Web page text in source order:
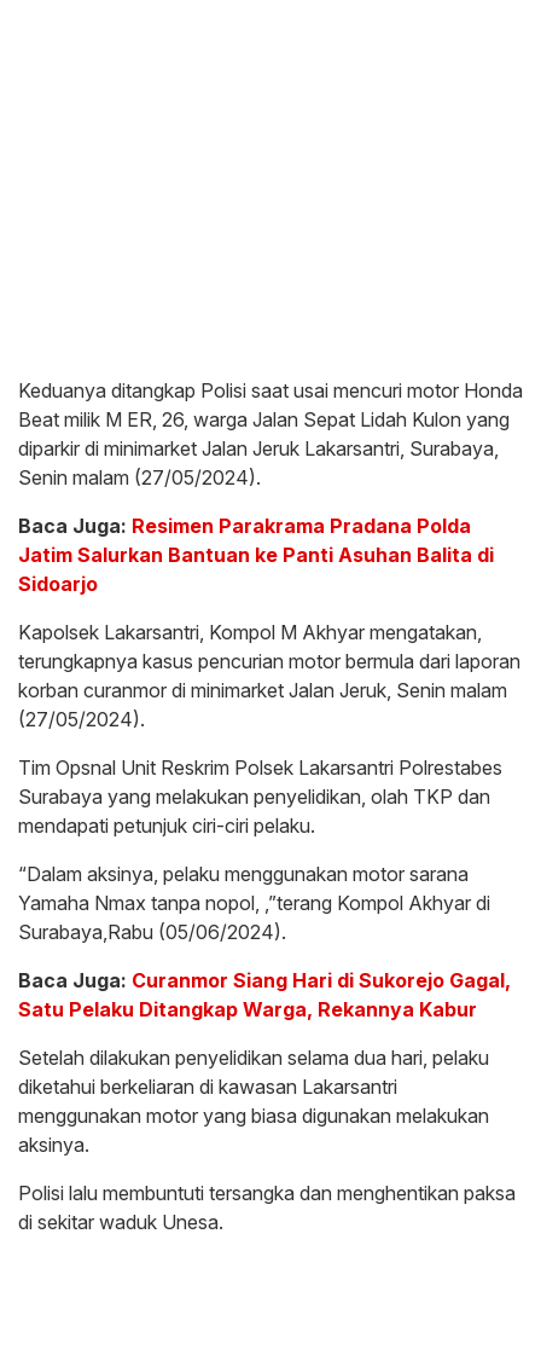
Keduanya ditangkap Polisi saat usai mencuri motor Honda
Beat milik M ER, 26, warga Jalan Sepat Lidah Kulon yang
diparkir di minimarket Jalan Jeruk Lakarsantri, Surabaya,
Senin malam (27/05/2024).
Baca Juga: Resimen Parakrama Pradana Polda
Jatim Salurkan Bantuan ke Panti Asuhan Balita di
Sidoarjo
Kapolsek Lakarsantri, Kompol M Akhyar mengatakan,
terungkapnya kasus pencurian motor bermula dari laporan
korban curanmor di minimarket Jalan Jeruk, Senin malam
(27/05/2024).
Tim Opsnal Unit Reskrim Polsek Lakarsantri Polrestabes
Surabaya yang melakukan penyelidikan, olah TKP dan
mendapati petunjuk ciri-ciri pelaku.
“Dalam aksinya, pelaku menggunakan motor sarana
Yamaha Nmax tanpa nopol, ,”terang Kompol Akhyar di
Surabaya,Rabu (05/06/2024).
Baca Juga: Curanmor Siang Hari di Sukorejo Gagal,
Satu Pelaku Ditangkap Warga, Rekannya Kabur
Setelah dilakukan penyelidikan selama dua hari, pelaku
diketahui berkeliaran di kawasan Lakarsantri
menggunakan motor yang biasa digunakan melakukan
aksinya.
Polisi lalu membuntuti tersangka dan menghentikan paksa
di sekitar waduk Unesa.